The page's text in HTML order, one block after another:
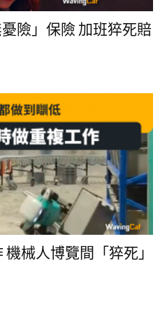
險」保險 加班猝死賠
械人博覽間「猝死」